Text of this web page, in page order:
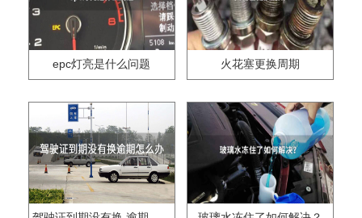
epc灯亮是什么问题 火花塞更换周期